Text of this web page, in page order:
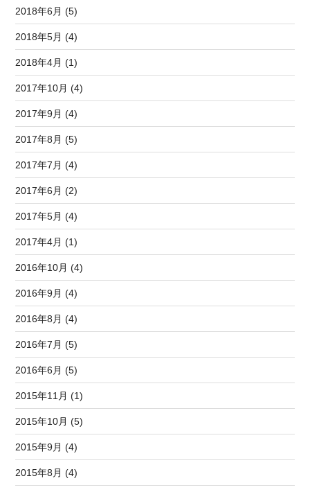
2018年6月 (5)
2018年5月 (4)
2018年4月 (1)
2017年10月 (4)
2017年9月 (4)
2017年8月 (5)
2017年7月 (4)
2017年6月 (2)
2017年5月 (4)
2017年4月 (1)
2016年10月 (4)
2016年9月 (4)
2016年8月 (4)
2016年7月 (5)
2016年6月 (5)
2015年11月 (1)
2015年10月 (5)
2015年9月 (4)
2015年8月 (4)